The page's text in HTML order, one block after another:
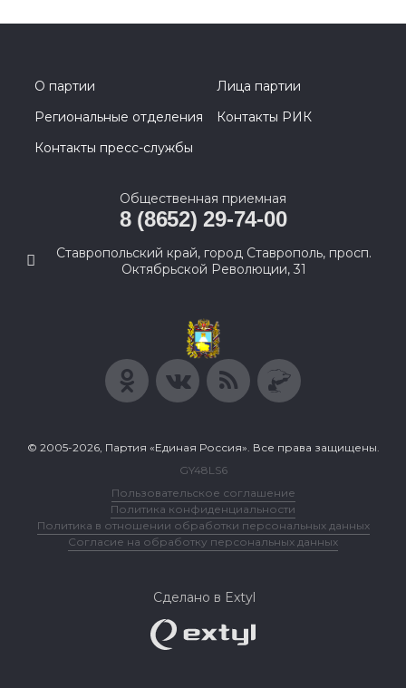
О партии
Лица партии
Региональные отделения
Контакты РИК
Контакты пресс-службы
Общественная приемная
8 (8652) 29-74-00
Ставропольский край, город Ставрополь, просп.
Октябрьской Революции, 31
© 2005-2026, Партия «Единая Россия». Все права защищены.
GY48LS6
Пользовательское соглашение
Политика конфиденциальности
Политика в отношении обработки персональных данных
Согласие на обработку персональных данных
Сделано в Extyl